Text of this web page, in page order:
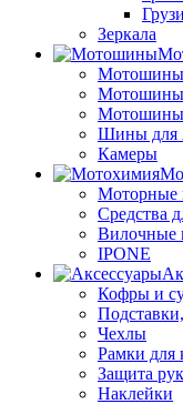
Зеркала
Мотошины
Мотошины
Шины для
Камеры
Моторные
Средства
Вилочные
IPONE
Кофры и
Чехлы
Рамки для
Защита рук
Наклейки